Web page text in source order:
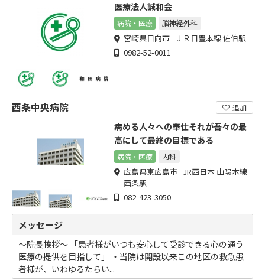
医療法人誠和会
病院・医療 脳神経外科
宮崎県日向市 ＪＲ日豊本線 佐伯駅
0982-52-0011
西条中央病院 追加
病める人々への奉仕それが吾々の最
高にして最終の目標である
病院・医療 内科
広島県東広島市 JR西日本 山陽本線
西条駅
082-423-3050
メッセージ
～院長挨拶～ 「患者様がいつも安心して受診できる心の通う
医療の提供を目指して」 ・当院は開設以来この地区の救急患
者様が、いわゆるたらい...